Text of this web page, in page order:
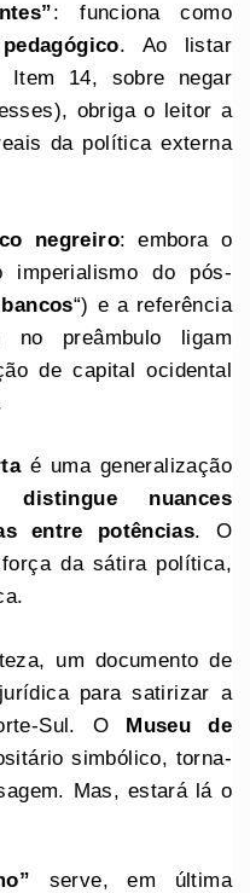
: funciona como
. Ao listar
Item 14, sobre negar
obriga o leitor a
da política externa
negreiro: embora o
imperialismo do pós-
“) e a referência
no preâmbulo ligam
de capital ocidental
é uma generalização
distingue nuances
entre potências. O
da sátira política,
um documento de
para satirizar a
Sul. O Museu de
simbólico, torna-
Mas, estará lá o
serve, em última